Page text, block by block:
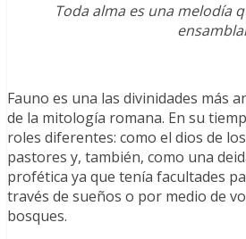
Toda alma es una melodía
Fauno es una las divinidades más
de la mitología romana. En su
roles diferentes: como el dios de
pastores y, también, como una
profética ya que tenía facultades
través de sueños o por medio de
bosques.